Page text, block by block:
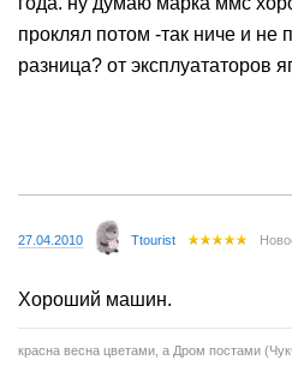
проклял потом -так ниче и не
разница? от эксплуататоров
27.04.2010 Ttourist
Хороший машин.
красна весна цветами, а Дром постами